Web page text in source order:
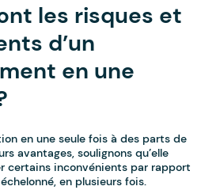
les risques et
d’un
en une
en une seule fois à des parts de
avantages, soulignons qu’elle
certains inconvénients par rapport
en plusieurs fois.